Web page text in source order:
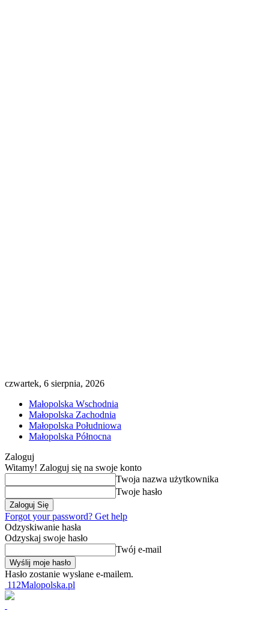
czwartek, 6 sierpnia, 2026
Małopolska Wschodnia
Małopolska Zachodnia
Małopolska Południowa
Małopolska Północna
Zaloguj
Witamy! Zaloguj się na swoje konto
Twoja nazwa użytkownika
Twoje hasło
Forgot your password? Get help
Odzyskiwanie hasła
Odzyskaj swoje hasło
Twój e-mail
Hasło zostanie wysłane e-mailem.
112Malopolska.pl